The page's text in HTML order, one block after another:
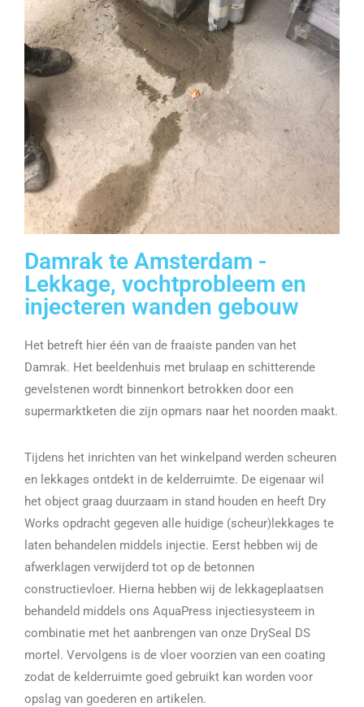
Damrak te Amsterdam -
Lekkage, vochtprobleem en
injecteren wanden gebouw
Het betreft hier één van de fraaiste panden van het
Damrak. Het beeldenhuis met brulaap en schitterende
gevelstenen wordt binnenkort betrokken door een
supermarktketen die zijn opmars naar het noorden maakt.
Tijdens het inrichten van het winkelpand werden scheuren
en lekkages ontdekt in de kelderruimte. De eigenaar wil
het object graag duurzaam in stand houden en heeft Dry
Works opdracht gegeven alle huidige (scheur)lekkages te
laten behandelen middels injectie. Eerst hebben wij de
afwerklagen verwijderd tot op de betonnen
constructievloer. Hierna hebben wij de lekkageplaatsen
behandeld middels ons AquaPress injectiesysteem in
combinatie met het aanbrengen van onze DrySeal DS
mortel. Vervolgens is de vloer voorzien van een coating
zodat de kelderruimte goed gebruikt kan worden voor
opslag van goederen en artikelen.